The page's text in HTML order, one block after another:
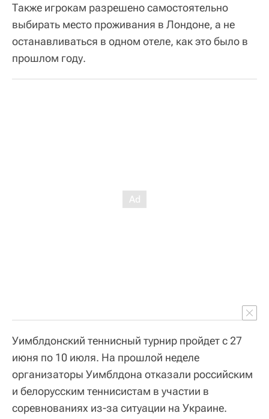
Также игрокам разрешено самостоятельно
выбирать место проживания в Лондоне, а не
останавливаться в одном отеле, как это было в
прошлом году.
Уимблдонский теннисный турнир пройдет с 27
июня по 10 июля. На прошлой неделе
организаторы Уимблдона отказали российским
и белорусским теннисистам в участии в
соревнованиях из-за ситуации на Украине.